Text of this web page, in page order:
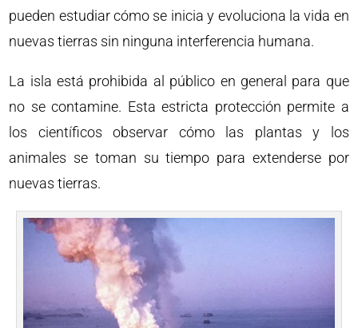
pueden estudiar cómo se inicia y evoluciona la vida en
nuevas tierras sin ninguna interferencia humana.
La isla está prohibida al público en general para que
no se contamine. Esta estricta protección permite a
los científicos observar cómo las plantas y los
animales se toman su tiempo para extenderse por
nuevas tierras.